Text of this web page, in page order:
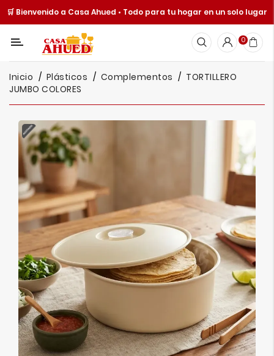
🛒 Bienvenido a Casa Ahued • Todo para tu hogar en un solo lugar
Categoría
Cocina
Y
Mesa
Hogar
Cuisine
Spot
Juguetería
Ofertas
Catálogos
Ver
Más
0
Inicio Plásticos Complementos
TORTILLERO
JUMBO COLORES